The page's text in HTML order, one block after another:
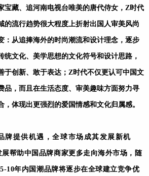
宝藏、追河南电视台唯美的唐代侍女，Z时代
的流行趋势很大程度上折射出国人审美风尚
：从追捧海外的时尚潮流和设计理念，逐步
统文化、美学思想的文化符号和设计思路，
于创新、敢于表达；Z时代不仅更认可中国文
品，而且在生活态度、审美趣味方面努力寻
，体现出更强烈的爱国情感和文化归属感。
牌提供机遇，全球市场成其发展新机
展帮助中国品牌商家更多走向海外市场，随
10年内国潮品牌将逐步在全球建立竞争优